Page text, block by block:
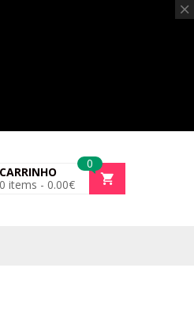
0
CARRINHO
0 items - 0.00€